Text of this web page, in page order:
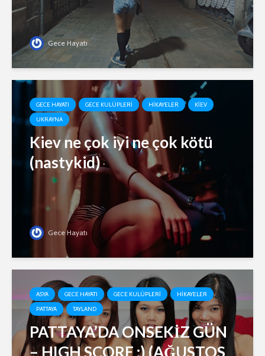
Gece Hayatı
GECE HAYATI GECE KULÜPLERI HIKAYELER
KIEV
UKRAYNA
Kiev ne çok iyi ne çok kötü
(nastykid)
Gece Hayatı
ASYA GECE HAYATI GECE KULÜPLERI
HIKAYELER
PATTAYA
TAYLAND
PATTAYA’DA ONSEKİZ GÜN
– HIGH SCORE :) (AĞUSTOS